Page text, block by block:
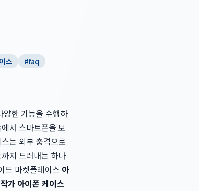
스 #faq
양한 기능을 수행하
서 스마트폰을 보
는 외부 충격으로
지 드러내는 하나
드 마켓플레이스 아
작가 아이폰 케이스